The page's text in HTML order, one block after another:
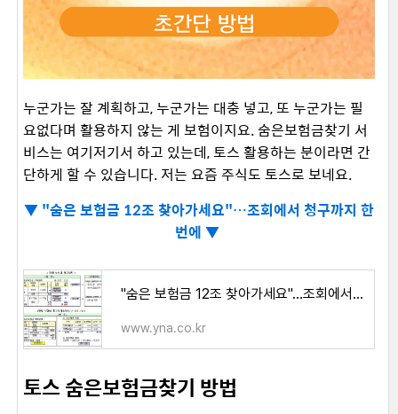
누군가는 잘 계획하고, 누군가는 대충 넣고, 또 누군가는 필
요없다며 활용하지 않는 게 보험이지요. 숨은보험금찾기 서
비스는 여기저기서 하고 있는데, 토스 활용하는 분이라면 간
단하게 할 수 있습니다. 저는 요즘 주식도 토스로 보네요.
▼ "숨은 보험금 12조 찾아가세요"…조회에서 청구까지 한
번에 ▼
"숨은 보험금 12조 찾아가세요"…조회에서 청구까지 한번에 | 연합뉴스
www.yna.co.kr
토스 숨은보험금찾기 방법